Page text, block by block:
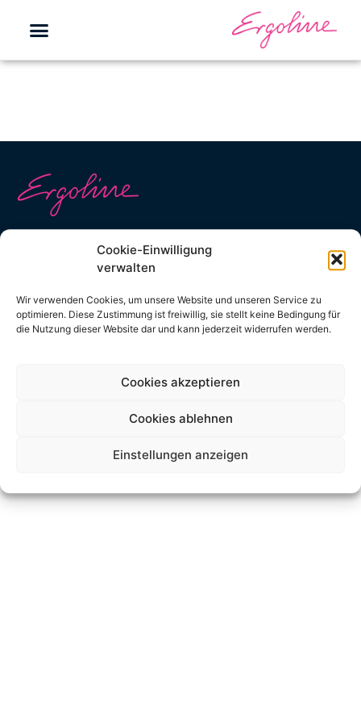
Cookie-Einwilligung
verwalten
Wir verwenden Cookies, um unsere Website und unseren Service zu
optimieren. Diese Zustimmung ist freiwillig, sie stellt keine Bedingung für
die Nutzung dieser Website dar und kann jederzeit widerrufen werden.
Cookies akzeptieren
Cookies ablehnen
Einstellungen anzeigen
Kontaktformular
info@ergoline.de
+49 (0) 2224 818 0
Social
Impressumcookies